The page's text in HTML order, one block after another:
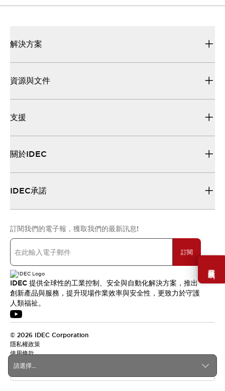
需要幫助嗎？
請選擇...
解決方案
資源與文件
支援
關於IDEC
IDEC承諾
訂閱我們的電子報，獲取我們的最新訊息!
訂閱
IDEC 提供全球性的工業控制、安全與自動化解決方案，推出
創新產品與服務，提升現場作業效率與安全性，更致力於守護
人類福祉。
© 2026 IDEC Corporation
隱私權政策
使用條款
台灣